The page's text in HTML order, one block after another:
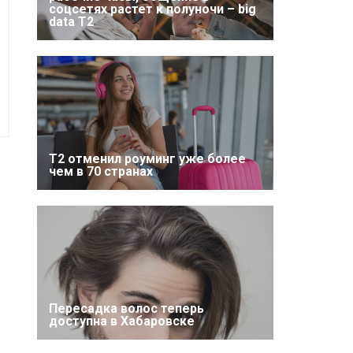
соцсетях растет к полуночи – big
data T2
Т2 отменил роуминг уже более
чем в 70 странах
Пересадка волос теперь
доступна в Хабаровске